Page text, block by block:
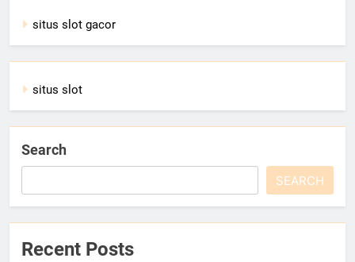
situs slot gacor
situs slot
Search
SEARCH
Recent Posts